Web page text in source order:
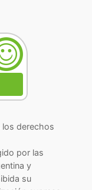
derechos
por las
y
su